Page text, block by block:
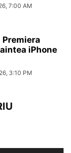
7:00 AM
iPhone
3:10 PM